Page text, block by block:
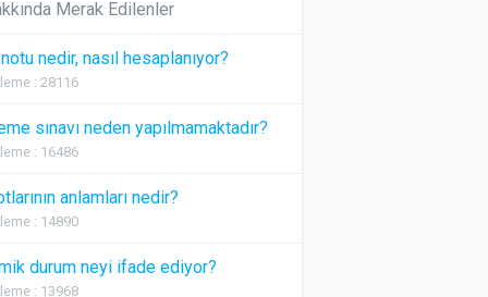
Merak Edilenler
notu nedir, nasıl hesaplanıyor?
: 28116
sınavı neden yapılmamaktadır?
: 16486
anlamları nedir?
: 14890
durum neyi ifade ediyor?
: 13968